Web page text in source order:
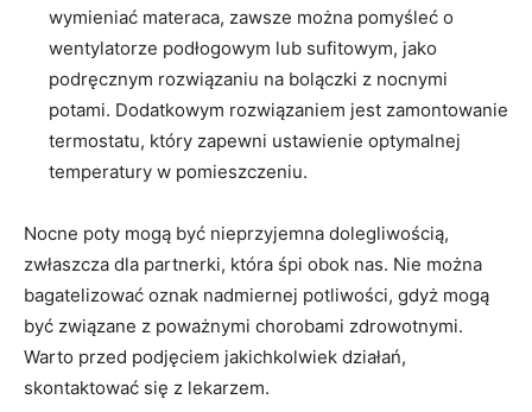
wymieniać materaca, zawsze można pomyśleć o
wentylatorze podłogowym lub sufitowym, jako
podręcznym rozwiązaniu na bolączki z nocnymi
potami. Dodatkowym rozwiązaniem jest zamontowanie
termostatu, który zapewni ustawienie optymalnej
temperatury w pomieszczeniu.
Nocne poty mogą być nieprzyjemna dolegliwością,
zwłaszcza dla partnerki, która śpi obok nas. Nie można
bagatelizować oznak nadmiernej potliwości, gdyż mogą
być związane z poważnymi chorobami zdrowotnymi.
Warto przed podjęciem jakichkolwiek działań,
skontaktować się z lekarzem.